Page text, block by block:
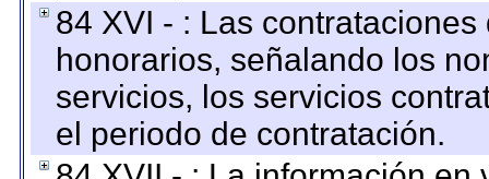
84 XVI - : Las
honorarios, señalando los
servicios, los servicios
el periodo de contratación.